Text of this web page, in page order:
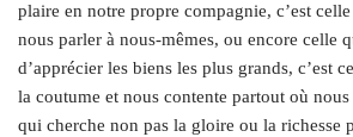
plaire en notre propre compagnie, c’est
nous parler à nous-mêmes, ou encore celle
d’apprécier les biens les plus grands, c’est
la coutume et nous contente partout où nous
qui cherche non pas la gloire ou la richesse